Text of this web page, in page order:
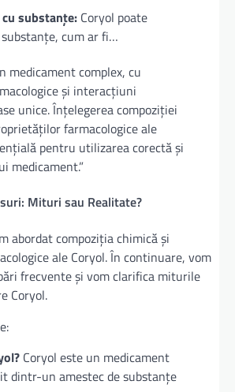
substanțe: Coryol poate
cum ar fi…
medicament complex, cu
și interacțiuni
unice. Înțelegerea compoziției
farmacologice ale
pentru utilizarea corectă și
medicament.”
Mituri sau Realitate?
abordat compoziția chimică și
ale Coryol. În continuare, vom
frecvente și vom clarifica miturile
Coryol.
Coryol este un medicament
dintr-un amestec de substanțe